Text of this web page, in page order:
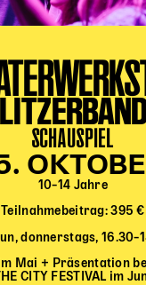
SCHAUSPIEL
10–14 Jahre
Teilnahmebeitrag: 395 €
donnerstags,
Mai + Präsentation
CITY FESTIVAL im